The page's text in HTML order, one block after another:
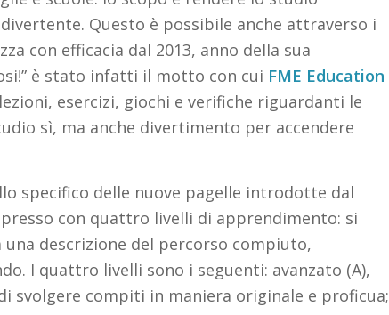
Questo è possibile anche attraverso i
con efficacia dal 2013, anno della sua
è stato infatti il motto con cui FME Education
esercizi, giochi e verifiche riguardanti le
sì, ma anche divertimento per accendere
specifico delle nuove pagelle introdotte dal
con quattro livelli di apprendimento: si
descrizione del percorso compiuto,
I quattro livelli sono i seguenti: avanzato (A),
svolgere compiti in maniera originale e proficua;